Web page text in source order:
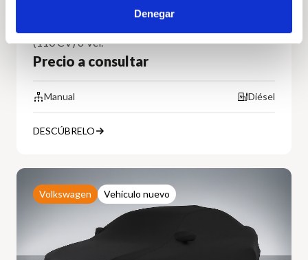
Denegar
Volkswagen Transporter
(110 CV) 6 Vel.
Precio a consultar
Manual Diésel
DESCÚBRELO
Volkswagen Vehículo nuevo